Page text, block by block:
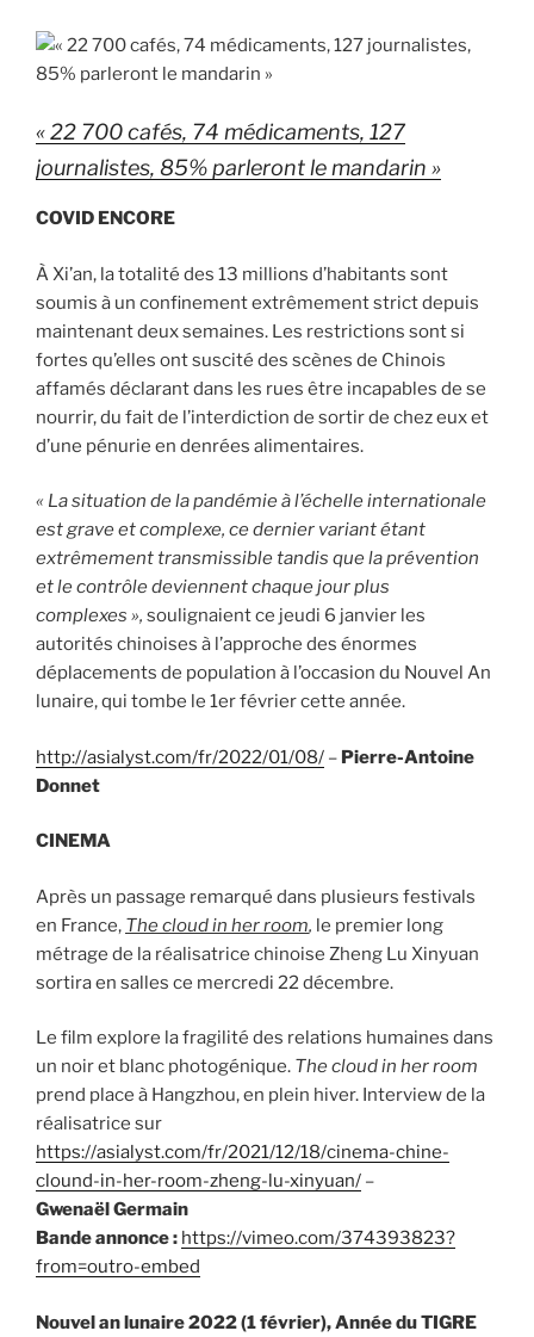
« 22 700 cafés, 74 médicaments, 127
journalistes, 85% parleront le mandarin »
COVID ENCORE
À Xi’an, la totalité des 13 millions d’habitants sont
soumis à un confinement extrêmement strict depuis
maintenant deux semaines. Les restrictions sont si
fortes qu’elles ont suscité des scènes de Chinois
affamés déclarant dans les rues être incapables de se
nourrir, du fait de l’interdiction de sortir de chez eux et
d’une pénurie en denrées alimentaires.
« La situation de la pandémie à l’échelle internationale
est grave et complexe, ce dernier variant étant
extrêmement transmissible tandis que la prévention
et le contrôle deviennent chaque jour plus
complexes », soulignaient ce jeudi 6 janvier les
autorités chinoises à l’approche des énormes
déplacements de population à l’occasion du Nouvel An
lunaire, qui tombe le 1er février cette année.
http://asialyst.com/fr/2022/01/08/ – Pierre-Antoine
Donnet
CINEMA
Après un passage remarqué dans plusieurs festivals
en France, The cloud in her room, le premier long
métrage de la réalisatrice chinoise Zheng Lu Xinyuan
sortira en salles ce mercredi 22 décembre.
Le film explore la fragilité des relations humaines dans
un noir et blanc photogénique. The cloud in her room
prend place à Hangzhou, en plein hiver. Interview de la
réalisatrice sur
https://asialyst.com/fr/2021/12/18/cinema-chine-
clound-in-her-room-zheng-lu-xinyuan/ –
Gwenaël Germain
Bande annonce : https://vimeo.com/374393823?
from=outro-embed
Nouvel an lunaire 2022 (1 février), Année du TIGRE